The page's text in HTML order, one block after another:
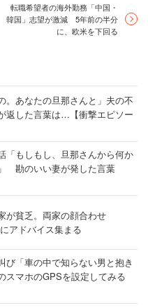
転職希望者の海外勤務「中国・
韓国」志望が激減 5年前の半分
に、欧米を下回る
。あなたの旦那さんと」夫の不
返した言葉は…【衝撃エピソー
「もしもし、旦那さんから何か
勘のいい妻が発した言葉
が貧乏。両家の顔合わせ
アドバイス集まる
び「車の中で知らない男と抱き
スマホのGPSを設定してみる